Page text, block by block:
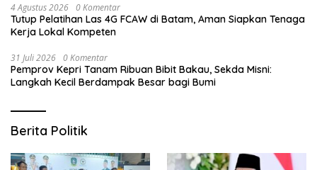
4 Agustus 2026 0 Komentar
Tutup Pelatihan Las 4G FCAW di Batam, Aman Siapkan Tenaga
Kerja Lokal Kompeten
31 Juli 2026 0 Komentar
Pemprov Kepri Tanam Ribuan Bibit Bakau, Sekda Misni:
Langkah Kecil Berdampak Besar bagi Bumi
Berita Politik